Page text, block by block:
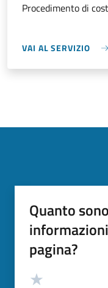
Procedimento di
VAI AL SERVIZIO
Quanto
pagina?
Valutazione